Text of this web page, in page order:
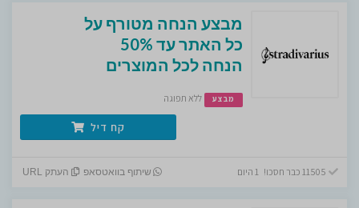
מבצע הנחה מטורף על
כל האתר עד 50%
הנחה לכל המוצרים
מבצע ללא תפוגה
קח דיל
שיתוף בוואטסאפ העתק URL